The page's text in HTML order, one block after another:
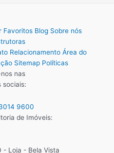
Favoritos Blog Sobre nós
Relacionamento Área do
Sitemap Políticas
nas
sociais:
9600
de Imóveis:
- Loja - Bela Vista